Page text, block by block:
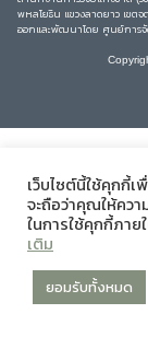
พหลโยธิน แขวงลาดยาว เข
ออกและพัฒนาโดย ศูนย์การ
เว็บไซต์นี้ใช้คุกกี้
จะถือว่าคุณให้คว
ในการใช้คุกกี้ภาย
เติม
ยอมรับทั้งหมด